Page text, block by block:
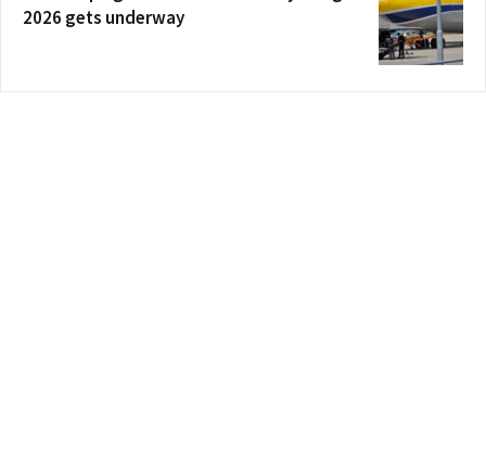
2026 gets underway